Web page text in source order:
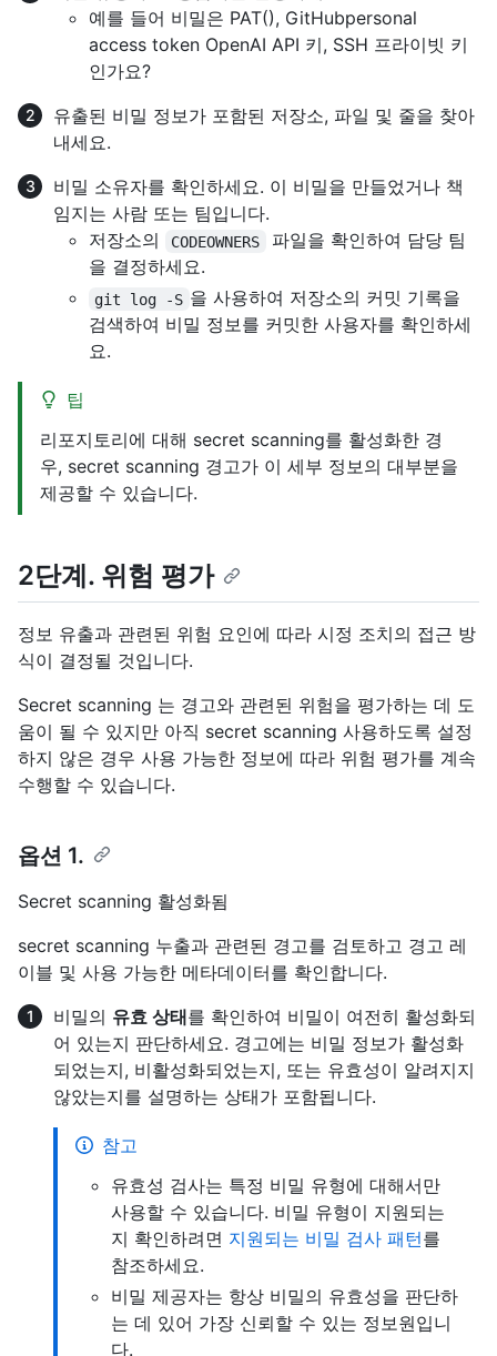
예를 들어 비밀은 PAT(), GitHubpersonal
access token OpenAI API 키, SSH 프라이빗 키
인가요?
유출된 비밀 정보가 포함된 저장소, 파일 및 줄을 찾아
내세요.
비밀 소유자를 확인하세요. 이 비밀을 만들었거나 책
임지는 사람 또는 팀입니다.
저장소의
CODEOWNERS
파일을 확인하여 담당 팀
을 결정하세요.
git log -S 을 사용하여 저장소의 커밋 기록을
검색하여 비밀 정보를 커밋한 사용자를 확인하세
요.
팁
리포지토리에 대해 secret scanning를 활성화한 경
우, secret scanning 경고가 이 세부 정보의 대부분을
제공할 수 있습니다.
2단계. 위험 평가
정보 유출과 관련된 위험 요인에 따라 시정 조치의 접근 방
식이 결정될 것입니다.
Secret scanning 는 경고와 관련된 위험을 평가하는 데 도
움이 될 수 있지만 아직 secret scanning 사용하도록 설정
하지 않은 경우 사용 가능한 정보에 따라 위험 평가를 계속
수행할 수 있습니다.
옵션 1.
Secret scanning 활성화됨
secret scanning 누출과 관련된 경고를 검토하고 경고 레
이블 및 사용 가능한 메타데이터를 확인합니다.
비밀의 유효 상태를 확인하여 비밀이 여전히 활성화되
어 있는지 판단하세요. 경고에는 비밀 정보가 활성화
되었는지, 비활성화되었는지, 또는 유효성이 알려지지
않았는지를 설명하는 상태가 포함됩니다.
참고
유효성 검사는 특정 비밀 유형에 대해서만
사용할 수 있습니다. 비밀 유형이 지원되는
지 확인하려면 지원되는 비밀 검사 패턴를
참조하세요.
비밀 제공자는 항상 비밀의 유효성을 판단하
는 데 있어 가장 신뢰할 수 있는 정보원입니
다.